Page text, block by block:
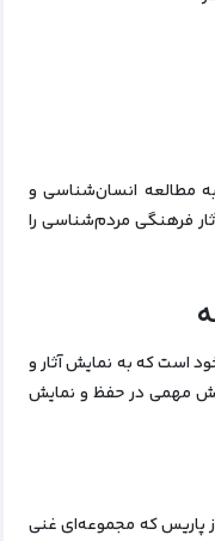
مطالعه انسان‌شناسی و
فرهنگی مردم‌شناسی را
است که به نمایش آثار و
مهمی در حفظ و نمایش
پاریس که مجموعه‌ای غنی